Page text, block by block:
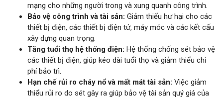
mạng cho những người trong và xung quanh công trình.
Bảo vệ công trình và tài sản: Giảm thiểu hư hại cho các
thiết bị điện, các thiết bị điện tử, máy móc và các kết cấu
xây dựng quan trọng.
Tăng tuổi thọ hệ thống điện: Hệ thống chống sét bảo vệ
các thiết bị điện, giúp kéo dài tuổi thọ và giảm thiểu chi
phí bảo trì.
Hạn chế rủi ro cháy nổ và mất mát tài sản: Việc giảm
thiểu rủi ro do sét gây ra giúp bảo vệ tài sản quý giá của